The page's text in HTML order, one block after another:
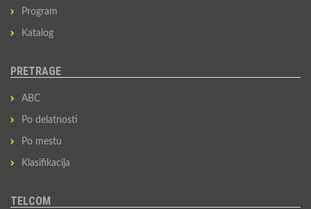
Program
Katalog
PRETRAGE
ABC
Po delatnosti
Po mestu
Klasifikacija
TELCOM